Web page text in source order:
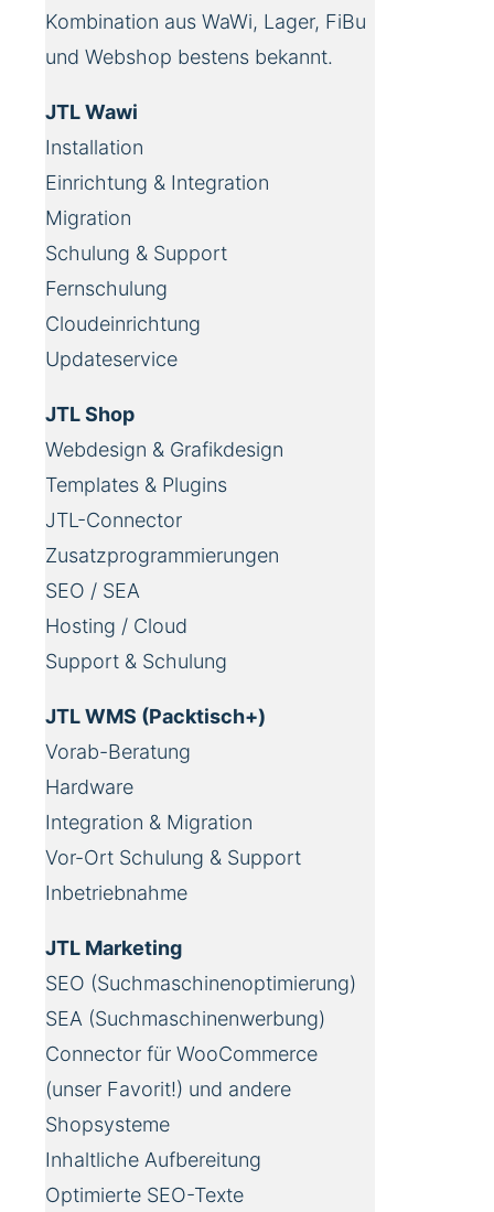
Kombination aus WaWi, Lager, FiBu
und Webshop bestens bekannt.
JTL Wawi
Installation
Einrichtung & Integration
Migration
Schulung & Support
Fernschulung
Cloudeinrichtung
Updateservice
JTL Shop
Webdesign & Grafikdesign
Templates & Plugins
JTL-Connector
Zusatzprogrammierungen
SEO / SEA
Hosting / Cloud
Support & Schulung
JTL WMS (Packtisch+)
Vorab-Beratung
Hardware
Integration & Migration
Vor-Ort Schulung & Support
Inbetriebnahme
JTL Marketing
SEO (Suchmaschinenoptimierung)
SEA (Suchmaschinenwerbung)
Connector für WooCommerce
(unser Favorit!) und andere
Shopsysteme
Inhaltliche Aufbereitung
Optimierte SEO-Texte